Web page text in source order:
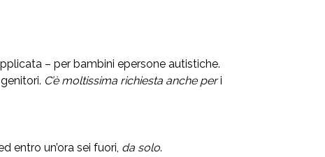
– per bambini epersone autistiche.
C’è moltissima richiesta anche peri
entro un’ora sei fuori, da solo.